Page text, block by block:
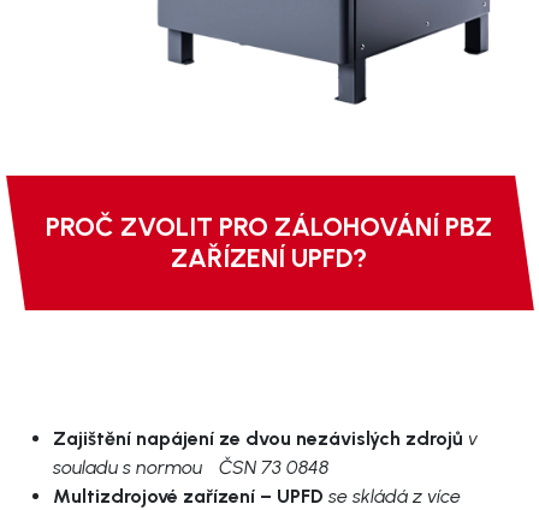
PROČ ZVOLIT PRO ZÁLOHOVÁNÍ PBZ
ZAŘÍZENÍ UPFD?
Zajištění napájení ze dvou nezávislých zdrojů v
souladu s normou ČSN 73 0848
Multizdrojové zařízení – UPFD se skládá z více